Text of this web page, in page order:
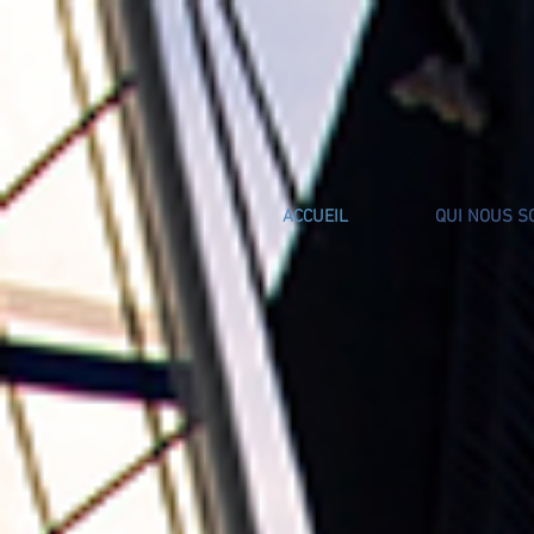
ACCUEIL QUI NOUS